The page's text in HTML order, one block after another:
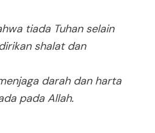
tiada Tuhan selain
shalat dan
darah dan harta
pada Allah.